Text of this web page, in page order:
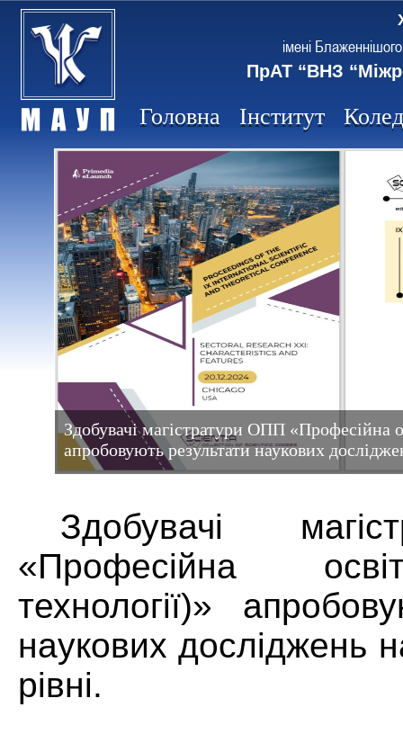
імені
ПрАТ “ВНЗ
Головна Інститут
Здобувачі магістратури ОПП «Професійна
апробовують результати наукових
Здобувачі
«Професійна
технології)»
наукових досліджень
рівні.